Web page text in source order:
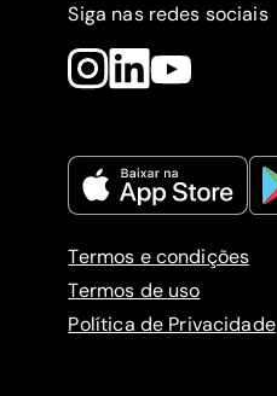
Siga nas redes sociais
Termos e condições
Termos de uso
Política de Privacidade